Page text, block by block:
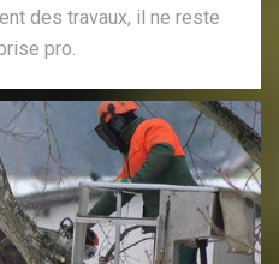
des travaux, il ne reste
pro.